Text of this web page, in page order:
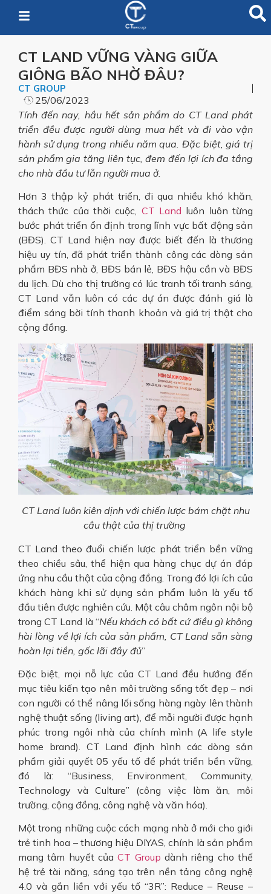
CT LAND VỮNG VÀNG GIỮA
GIÔNG BÃO NHỜ ĐÂU?
CT GROUP
25/06/2023
Tính đến nay, hầu hết sản phẩm do CT Land phát
triển đều được người dùng mua hết và đi vào vận
hành sử dụng trong nhiều năm qua. Đặc biệt, giá trị
sản phẩm gia tăng liên tục, đem đến lợi ích đa tầng
cho nhà đầu tư lẫn người mua ở.
Hơn 3 thập kỷ phát triển, đi qua nhiều khó khăn,
thách thức của thời cuộc, CT Land luôn luôn từng
bước phát triển ổn định trong lĩnh vực bất động sản
(BĐS). CT Land hiện nay được biết đến là thương
hiệu uy tín, đã phát triển thành công các dòng sản
phẩm BĐS nhà ở, BĐS bán lẻ, BĐS hậu cần và BĐS
du lịch. Dù cho thị trường có lúc tranh tối tranh sáng,
CT Land vẫn luôn có các dự án được đánh giá là
điểm sáng bời tính thanh khoản và giá trị thật cho
cộng đồng.
CT Land luôn kiên dịnh với chiến lược bám chặt nhu
cầu thật của thị trường
CT Land theo đuổi chiến lược phát triển bền vững
theo chiều sâu, thể hiện qua hàng chục dự án đáp
ứng nhu cầu thật của cộng đồng. Trong đó lợi ích của
khách hàng khi sử dụng sản phẩm luôn là yếu tố
đầu tiên được nghiên cứu. Một câu châm ngôn nội bộ
trong CT Land là “Nếu khách có bất cứ điều gì không
hài lòng về lợi ích của sản phẩm, CT Land sẵn sàng
hoàn lại tiền, gốc lãi đầy đủ”
Đặc biệt, mọi nỗ lực của CT Land đều hướng đến
mục tiêu kiến tạo nên môi trường sống tốt đẹp – nơi
con người có thể nâng lối sống hàng ngày lên thành
nghệ thuật sống (living art), để mỗi người được hạnh
phúc trong ngôi nhà của chính mình (A life style
home brand). CT Land định hình các dòng sản
phẩm giải quyết 05 yếu tố để phát triển bền vững,
đó là: “Business, Environment, Community,
Technology và Culture” (công việc làm ăn, môi
trường, cộng đồng, công nghệ và văn hóa).
Một trong những cuộc cách mạng nhà ở mới cho giới
trẻ tinh hoa – thương hiệu DIYAS, chính là sản phẩm
mang tâm huyết củaCT Group dành riêng cho thế
hệ trẻ tài năng, sáng tạo trên nền tảng công nghệ
4.0 và gắn liền với yếu tố “3R”: Reduce – Reuse –